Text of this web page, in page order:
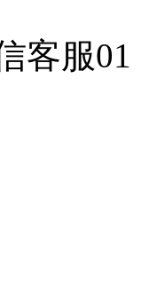
客服01